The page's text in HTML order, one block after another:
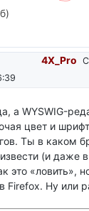
4X_Pro
а WYSWIG-
цвет и
Ты в каком
(и даже
это «ловить»,
Firefox. Ну или